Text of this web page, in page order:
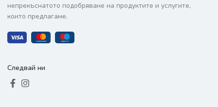
непрекъснатото подобряване на продуктите и услугите,
които предлагаме.
Следвай ни